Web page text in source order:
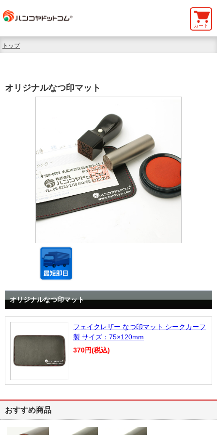
カート
トップ
オリジナルなつ印マット
オリジナルなつ印マット
フェイクレザー なつ印マット シークカーフ
製 サイズ：75×120mm
370円(税込)
おすすめ商品